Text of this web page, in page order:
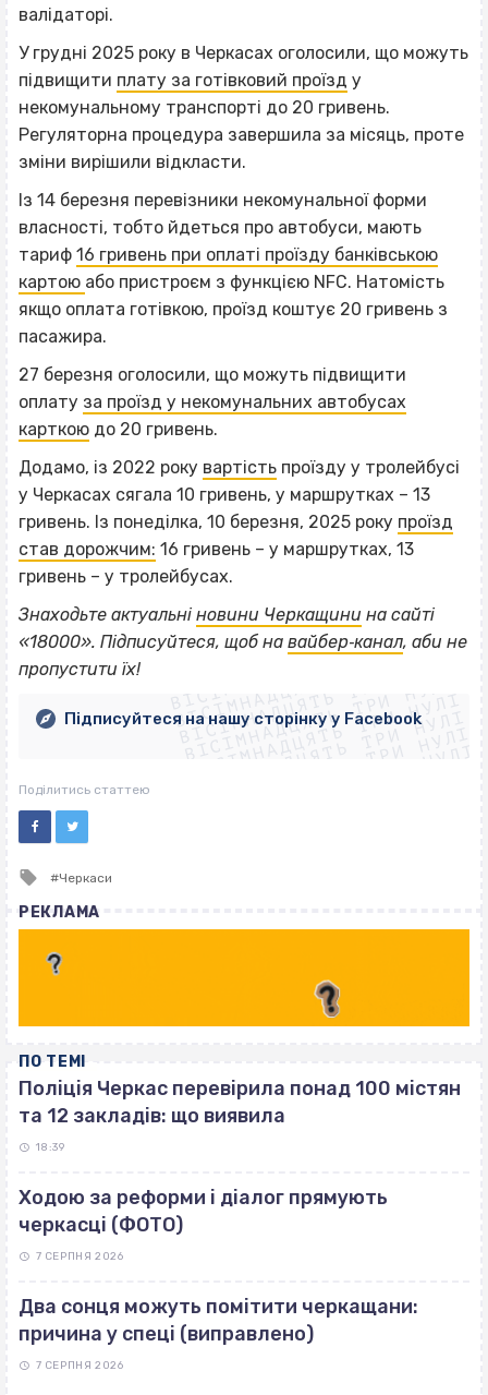
валідаторі.
У грудні 2025 року в Черкасах оголосили, що можуть
підвищити плату за готівковий проїзд у
некомунальному транспорті до 20 гривень.
Регуляторна процедура завершила за місяць, проте
зміни вирішили відкласти.
Із 14 березня перевізники некомунальної форми
власності, тобто йдеться про автобуси, мають
тариф 16 гривень при оплаті проїзду банківською
картою або пристроєм з функцією NFC. Натомість
якщо оплата готівкою, проїзд коштує 20 гривень з
пасажира.
27 березня оголосили, що можуть підвищити
оплату за проїзд у некомунальних автобусах
карткою до 20 гривень.
Додамо, із 2022 року вартість проїзду у тролейбусі
у Черкасах сягала 10 гривень, у маршрутках – 13
гривень. Із понеділка, 10 березня, 2025 року проїзд
став дорожчим: 16 гривень – у маршрутках, 13
гривень – у тролейбусах.
Знаходьте актуальні новини Черкащини на сайті
«18000». Підписуйтеся, щоб на вайбер‐канал, аби не
пропустити їх!
ВІСІМНАДЦЯТЬ ТРИ НУЛІ
ВІСІМНАДЦЯТЬ ТРИ НУЛІ
ВІСІМНАДЦЯТЬ ТРИ НУЛІ
ВІСІМНАДЦЯТЬ ТРИ НУЛІ
ВІСІМНАДЦЯТЬ ТРИ НУЛІ
ВІСІМНАДЦЯТЬ ТРИ НУЛІ
ВІСІМНАДЦЯТЬ ТРИ НУЛІ
ВІСІМНАДЦЯТЬ ТРИ НУЛІ
Підписуйтеся на нашу сторінку у Facebook
Поділитись статтею
Tagged
Черкаси
РЕКЛАМА
ПО ТЕМІ
Поліція Черкас перевірила понад 100 містян
та 12 закладів: що виявила
18:39
Ходою за реформи і діалог прямують
черкасці (ФОТО)
7 СЕРПНЯ 2026
Два сонця можуть помітити черкащани:
причина у спеці (виправлено)
7 СЕРПНЯ 2026